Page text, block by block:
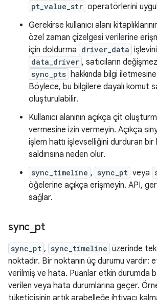
pt_value_str operatörlerini
Gerekirse kullanıcı alanı
özel zaman çizelgesi verilerine
için doldurma driver_data
data_driver , satıcıların değişmez
sync_pts hakkında bilgi
Böylece, bu bilgilere dayalı komut
oluşturulabilir.
Kullanıcı alanının açıkça çit
vermesine izin vermeyin. Açıkça
işlem hattı işlevselliğini durduran
saldırısına neden olur.
sync_timeline , sync_pt veya
öğelerine açıkça erişmeyin. API,
sağlar.
sync pt
sync_pt , sync_timeline üzerinde
noktadır. Bir noktanın üç durumu vardır:
verilmiş ve hata. Puanlar etkin durumda
verilen veya hata durumlarına geçer.
tüketicisinin artık arabelleğe ihtiyacı